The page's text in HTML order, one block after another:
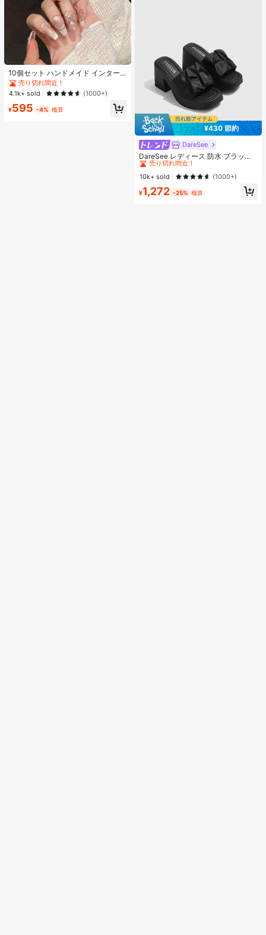
10個セット ハンドメイド インター
ネットセレブリティ優しいラインス
トーンラティスフレンチフォークフ
ァックスパールピンクキャットアイ
ボウ偽ネイル プレスオンネイル ネイ
ルサプライ ハンドメイドプレスオン
売り切れ間近！
4.1k+ sold
(1000+)
¥595 -4% 概算
¥430 節約
DareSee
DareSee レディース 防水 プラット
フォーム 厚底サンダル オープントゥ
スリッポンシューズ 夏新作 チャンキ
ーハイヒール Y2Kスタイル 通学向け
#1 ベストセラー
売り切れ間近！
#1 ベストセラー
売り切れ間近！
#1 ベストセラー
売り切れ間近！
#1 ベストセラー
売り切れ間近！
10k+ sold (1000+)
¥1,272 -25% 概算